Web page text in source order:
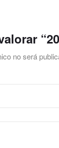
no será